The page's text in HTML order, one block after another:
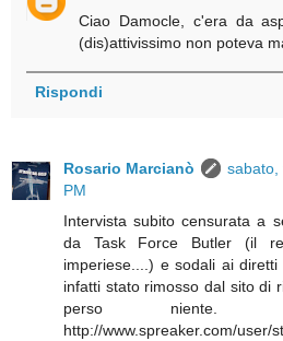
Ciao Damocle, c'era da
(dis)attivissimo non poteva
Rispondi
Rosario Marcianò
sabato,
PM
Intervista subito censurata a
da Task Force Butler (il
imperiese....) e sodali ai
infatti stato rimosso dal sito di
perso
http://www.spreaker.com/user/